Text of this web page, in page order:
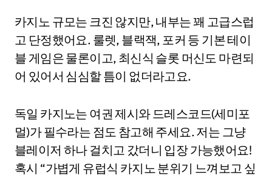
카지노 규모는 크진 않지만, 내부는 꽤 고급스럽
고 단정했어요. 룰렛, 블랙잭, 포커 등 기본 테이
블 게임은 물론이고, 최신식 슬롯 머신도 마련되
어 있어서 심심할 틈이 없더라고요.
독일 카지노는 여권 제시와 드레스코드(세미포
멀)가 필수라는 점도 참고해 주세요. 저는 그냥
블레이저 하나 걸치고 갔더니 입장 가능했어요!
혹시 “가볍게 유럽식 카지노 분위기 느껴보고 싶